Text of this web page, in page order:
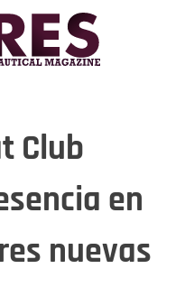
Club
en
nuevas